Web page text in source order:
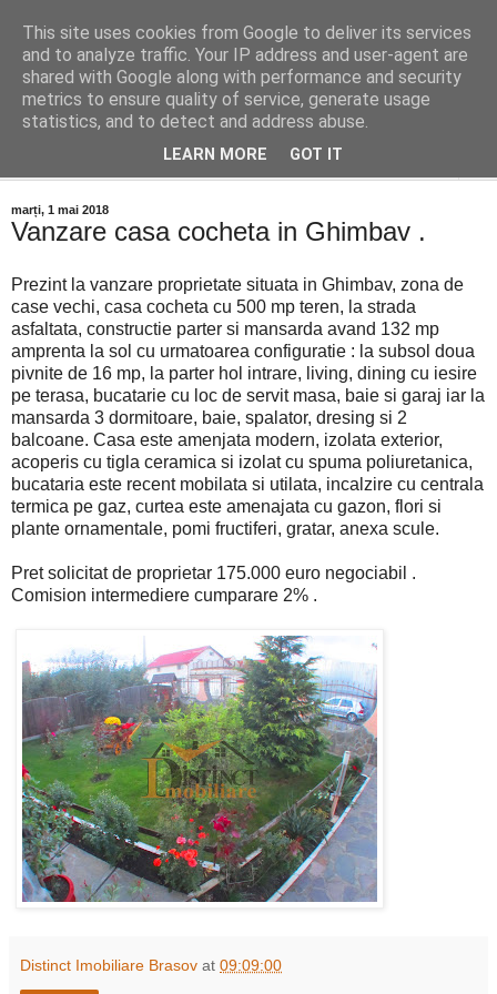
Distinct Imobiliare
Adrian Cocis 0742 129 909 ; Vasile Baciu 0768 440 185
marți, 1 mai 2018
Vanzare casa cocheta in Ghimbav .
Prezint la vanzare proprietate situata in Ghimbav, zona de
case vechi, casa cocheta cu 500 mp teren, la strada
asfaltata, constructie parter si mansarda avand 132 mp
amprenta la sol cu urmatoarea configuratie : la subsol doua
pivnite de 16 mp, la parter hol intrare, living, dining cu iesire
pe terasa, bucatarie cu loc de servit masa, baie si garaj iar la
mansarda 3 dormitoare, baie, spalator, dresing si 2
balcoane. Casa este amenjata modern, izolata exterior,
acoperis cu tigla ceramica si izolat cu spuma poliuretanica,
bucataria este recent mobilata si utilata, incalzire cu centrala
termica pe gaz, curtea este amenajata cu gazon, flori si
plante ornamentale, pomi fructiferi, gratar, anexa scule.
Pret solicitat de proprietar 175.000 euro negociabil .
Comision intermediere cumparare 2% .
Distinct Imobiliare Brasov at 09:09:00
This site uses cookies from Google to deliver its services
and to analyze traffic. Your IP address and user-agent are
shared with Google along with performance and security
metrics to ensure quality of service, generate usage
statistics, and to detect and address abuse.
LEARN MORE GOT IT